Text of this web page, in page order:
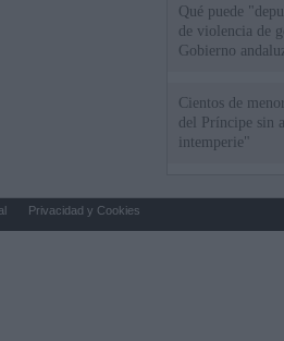
Qué puede
de violencia de
Gobierno
Cientos de
del Príncipe sin
intemperie"
Privacidad y Cookies